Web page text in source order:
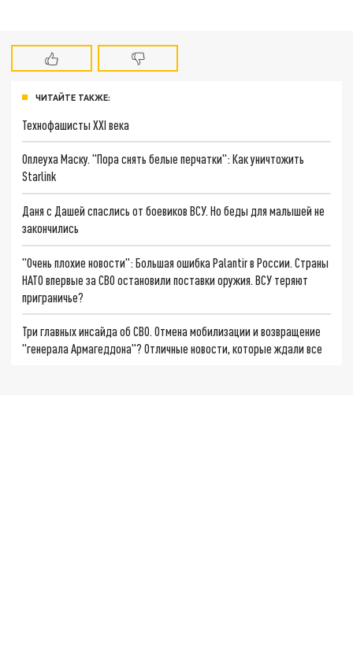
ЧИТАЙТЕ ТАКЖЕ:
Технофашисты XXI века
Оплеуха Маску. "Пора снять белые перчатки": Как уничтожить
Starlink
Даня с Дашей спаслись от боевиков ВСУ. Но беды для малышей не
закончились
"Очень плохие новости": Большая ошибка Palantir в России. Страны
НАТО впервые за СВО остановили поставки оружия. ВСУ теряют
приграничье?
Три главных инсайда об СВО. Отмена мобилизации и возвращение
"генерала Армагеддона"? Отличные новости, которые ждали все